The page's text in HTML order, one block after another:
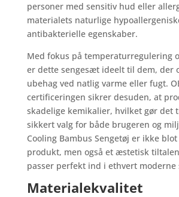
personer med sensitiv hud eller
materialets naturlige
antibakterielle egenskaber.
Med fokus på temperaturregulering
er dette sengesæt ideelt til dem, der
ubehag ved natlig varme eller fugt.
certificeringen sikrer desuden, at
skadelige kemikalier, hvilket gør det
sikkert valg for både brugeren og
Cooling Bambus Sengetøj er ikke
produkt, men også et æstetisk
passer perfekt ind i ethvert moderne
Materialekvalitet